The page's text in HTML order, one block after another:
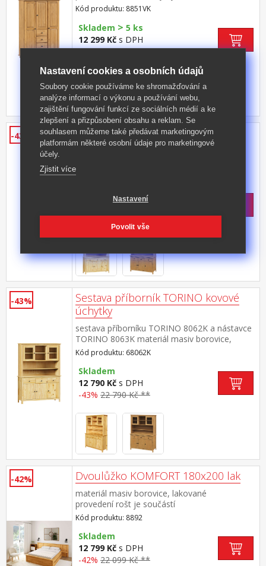
provedení černěná mosaz čtyři zásuvky s
kovovými pojezdy v levé části dvě šatní tyče,
ve střední části 1 police a v pravé části 3
police doporučený nástavec 8864VK
Kód produktu: 8851VK
Skladem > 5 ks
12 299 Kč s DPH
-40% 20 599 Kč **
-43% Sestava příborník TORINO
sestava příborníku TORINO 8062 a nástavce
lakované provedení příborník: 3 dveře, 3
prosklená dvířka rozměr příborníku (š/h/v) 129
× 40 × 80 cm rozměr nástavce (š/h/v) 129 × 33
× 100 cm
Kód produktu: 68062
12 790 Kčs DPH
-43% 22 790 Kč **
-43%
Sestava příborník TORINO kovové
úchytky
sestava příborníku TORINO 8062K a nástavce
TORINO 8063K materiál masiv borovice,
lakované provedení kovové úchytky v
barevném provedení černěná mosaz příborník:
3 dveře, 3 zásuvky s kovovými
pojezdy nástavec: dvoje prosklená
dvířka rozměr příborníku (š/h/v) 129 × 40 × 80
Kód produktu: 68062K
Skladem
12 790 Kč s DPH
-43% 22 790 Kč **
-42% Dvoulůžko KOMFORT 180x200 lak
materiál masiv borovice, lakované
provedení rošt je součástí
dodávky doporučený rozměr matrace 180 ×
200 cm nebo 2 kusy 90 × 200 cm vhodný
doplněk úložný prostor 8893
Kód produktu: 8892
Skladem
12 799 Kč s DPH
-42% 22 099 Kč **
Nastavení cookies a osobních údajů
Soubory cookie používáme ke shromažďování a
analýze informací o výkonu a používání webu,
zajištění fungování funkcí ze sociálních médií a ke
zlepšení a přizpůsobení obsahu a reklam. Se
souhlasem můžeme také předávat marketingovým
platformám některé osobní údaje pro marketingové
účely.
Zjistit více
Nastavení
Povolit vše